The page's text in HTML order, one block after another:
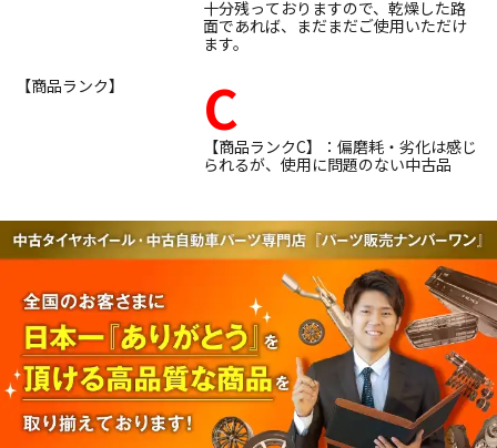
十分残っておりますので、乾燥した路
面であれば、まだまだご使用いただけ
ます。
【商品ランク】
C
【商品ランクC】：偏磨耗・劣化は感じ
られるが、使用に問題のない中古品